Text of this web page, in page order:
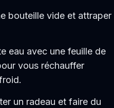
bouteille vide et attraper
eau avec une feuille de
vous réchauffer
un radeau et faire du